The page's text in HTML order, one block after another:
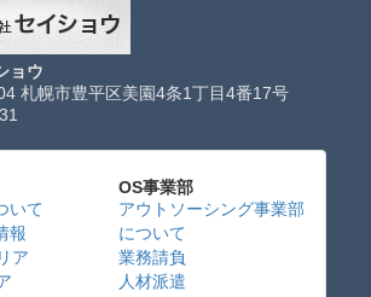
ョウ
札幌市豊平区美園4条1丁目4番17号
いて
報
ア
OS事業部
アウトソーシング事業部
について
業務請負
人材派遣